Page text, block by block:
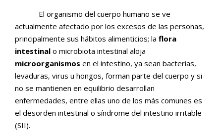
El organismo del cuerpo humano se ve
actualmente afectado por los excesos de las personas,
principalmente sus hábitos alimenticios; la flora
intestinal o microbiota intestinal aloja
microorganismos en el intestino, ya sean bacterias,
levaduras, virus u hongos, forman parte del cuerpo y si
no se mantienen en equilibrio desarrollan
enfermedades, entre ellas uno de los más comunes es
el desorden intestinal o síndrome del intestino irritable
(SII).